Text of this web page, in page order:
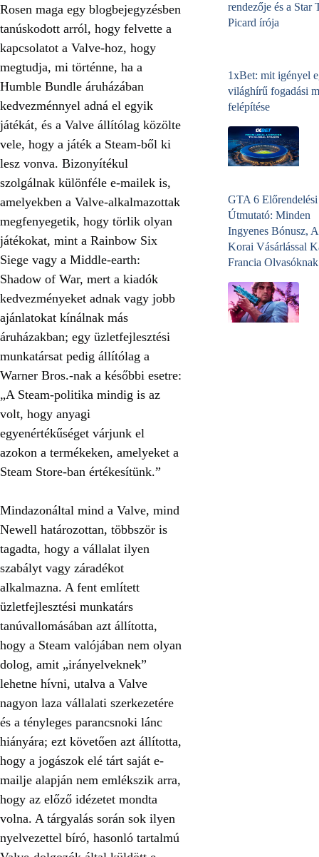
Rosen maga egy blogbejegyzésben
tanúskodott arról, hogy felvette a
kapcsolatot a Valve-hoz, hogy
megtudja, mi történne, ha a
Humble Bundle áruházában
kedvezménnyel adná el egyik
játékát, és a Valve állítólag közölte
vele, hogy a játék a Steam-ből ki
lesz vonva. Bizonyítékul
szolgálnak különféle e-mailek is,
amelyekben a Valve-alkalmazottak
megfenyegetik, hogy törlik olyan
játékokat, mint a Rainbow Six
Siege vagy a Middle-earth:
Shadow of War, mert a kiadók
kedvezményeket adnak vagy jobb
ajánlatokat kínálnak más
áruházakban; egy üzletfejlesztési
munkatársat pedig állítólag a
Warner Bros.-nak a későbbi esetre:
„A Steam-politika mindig is az
volt, hogy anyagi
egyenértékűséget várjunk el
azokon a termékeken, amelyeket a
Steam Store-ban értékesítünk.”
Mindazonáltal mind a Valve, mind
Newell határozottan, többször is
tagadta, hogy a vállalat ilyen
szabályt vagy záradékot
alkalmazna. A fent említett
üzletfejlesztési munkatárs
tanúvallomásában azt állította,
hogy a Steam valójában nem olyan
dolog, amit „irányelveknek”
lehetne hívni, utalva a Valve
nagyon laza vállalati szerkezetére
és a tényleges parancsnoki lánc
hiányára; ezt követően azt állította,
hogy a jogászok elé tárt saját e-
mailje alapján nem emlékszik arra,
hogy az előző idézetet mondta
volna. A tárgyalás során sok ilyen
nyelvezettel bíró, hasonló tartalmú
rendezője és a Star
Picard írója
1xBet: mit igényel
világhírű fogadási
felépítése
GTA 6 Előrendelési
Útmutató: Minden
Ingyenes Bónusz,
Korai Vásárlással
Francia Olvasóknak